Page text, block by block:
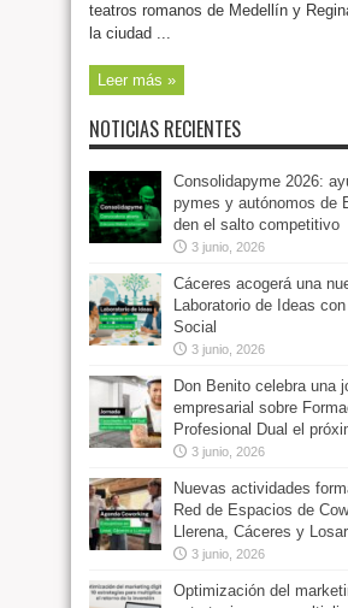
teatros romanos de Medellín y
la ciudad ...
Leer más »
NOTICIAS RECIENTES
Consolidapyme 2026:
pymes y autónomos de
den el salto competitivo
3 junio, 2026
Cáceres acogerá una
Laboratorio de Ideas
Social
3 junio, 2026
Don Benito celebra una
empresarial sobre
Profesional Dual el
3 junio, 2026
Nuevas actividades
Red de Espacios de
Llerena, Cáceres y
3 junio, 2026
Optimización del